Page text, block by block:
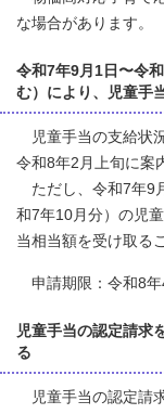
な場合があります。
令和7年9月1日〜令
む）により、児童手
児童手当の支給状
令和8年2月上旬に案
ただし、令和7年9
和7年10月分）の児
当相当額を受け取る
申請期限：令和8年
児童手当の認定請求
る
児童手当の認定請